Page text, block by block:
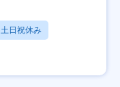
土日祝休み